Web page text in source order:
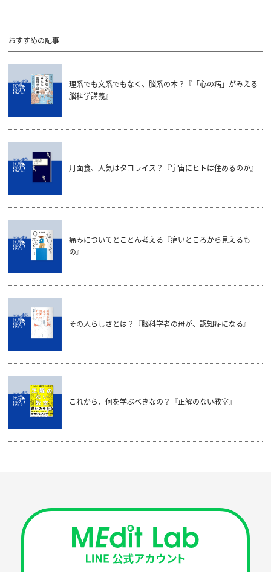
おすすめの記事
理系でも文系でもなく、脳系の本？『「心の病」がみえる
脳科学講義』
月面食、人気はタコライス？『宇宙にヒトは住めるのか』
痛みについてとことん考える『痛いところから見えるも
の』
その人らしさとは？『脳科学者の母が、認知症になる』
これから、何を学ぶべきなの？『正解のない教室』